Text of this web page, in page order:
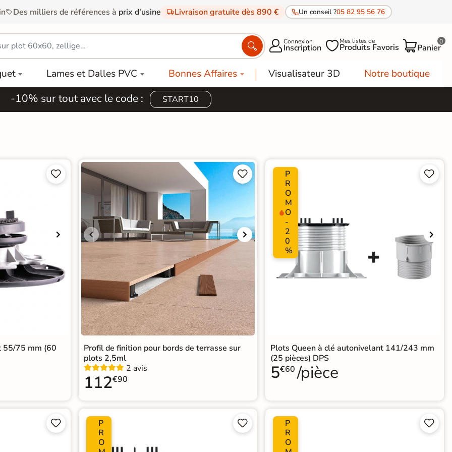
Des milliers de références à prix d'usine Livraison gratuite dès 890 € Un conseil ?05 82 95 56 76
 Connexion
Inscription Mes listes de
Produits Favoris Panier
0
Lames et Dalles PVC Bonnes Affaires Visualisateur 3D Notre boutique
-10% sur tout avec le code : START10


55/75 mm (60


Profil de finition pour bords de terrasse sur
plots 2,5ml
2 avis
112€90
P
R
O
M
O
-
2
0
%


Plots Queen à clé autonivelant 141/243 mm
(25 pièces) DPS
5€60 /pièce


P
R
O


P
R
O

